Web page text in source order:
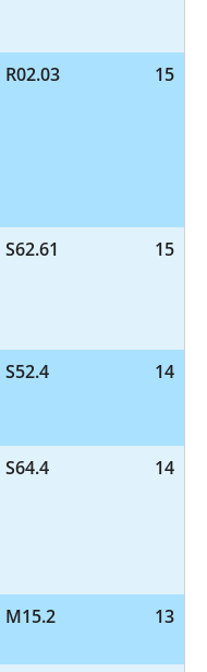
R02.03 15
S62.61 15
S52.4 14
S64.4 14
M15.2 13